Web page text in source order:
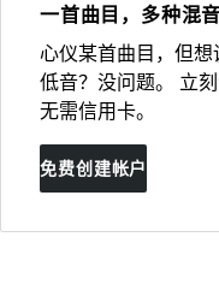
一首曲目，多种混音
心仪某首曲目，但
低音？没问题。 立
无需信用卡。
免费创建帐户